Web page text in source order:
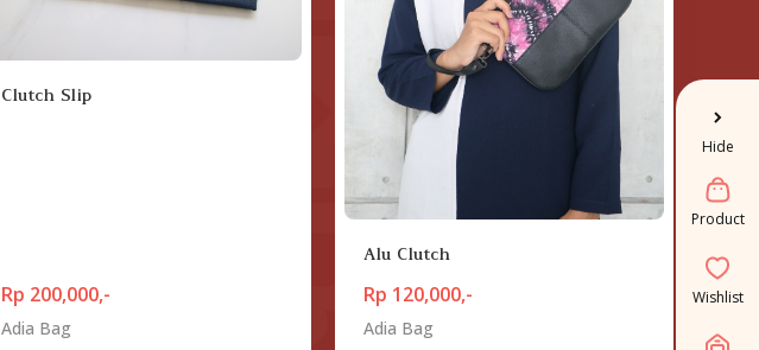
Hide
Product
Wishlist
Clutch Slip
Rp 200,000,-
Adia Bag
Alu Clutch
Rp 120,000,-
Adia Bag